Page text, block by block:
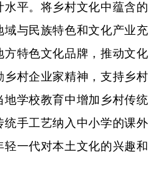
平。将乡村文化中蕴含的
域与民族特色和文化产业充
特色文化品牌，推动文化
村企业家精神，支持乡村
学校教育中增加乡村传统
手工艺纳入中小学的课外
轻一代对本土文化的兴趣和